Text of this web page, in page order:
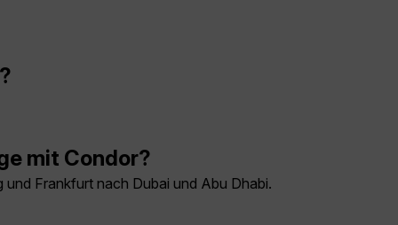
mit Condor?
Frankfurt nach Dubai und Abu Dhabi.